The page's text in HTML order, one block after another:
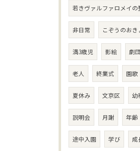
若きヴァルファロメイの
非日常 こぞうのおき
満3歳児 影絵 劇
老人 終業式 園歌
夏休み 文京区 幼
説明会 月謝 年齢
途中入園 学び 成